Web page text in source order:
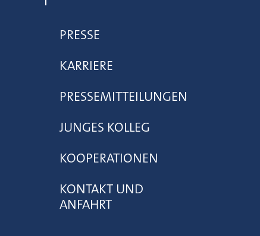
PRESSE
KARRIERE
PRESSEMITTEILUNGEN
JUNGES KOLLEG
KOOPERATIONEN
KONTAKT UND
ANFAHRT